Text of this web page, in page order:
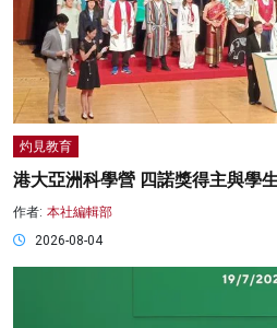
灼見教育
港大亞洲科學營 四諾獎得主與學
作者: 本社編輯部
2026-08-04